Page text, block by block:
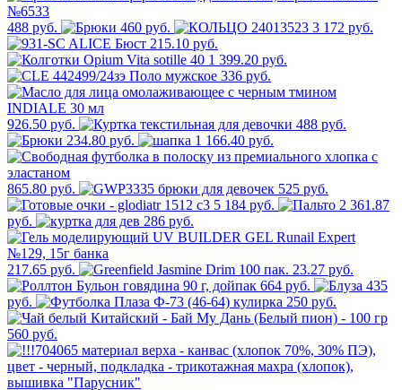
488 руб. 460 руб.
3 172 руб.
215.10 руб.
1 399.20 руб.
336 руб.
926.50 руб.
488 руб.
234.80 руб.
1 166.40 руб.
865.80 руб.
525 руб.
5 184 руб.
2 361.87
руб.
286 руб.
217.65 руб.
23.27 руб.
664 руб.
435
руб.
250 руб.
560 руб.